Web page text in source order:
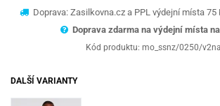
Doprava: Zasilkovna.cz a PPL výdejní místa 75
Doprava zdarma na výdejní místa
Kód produktu: mo_ssnz/0250/
DALŠÍ VARIANTY